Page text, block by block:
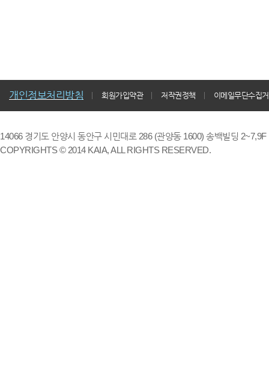
개인정보처리방침 회원가입약관 저작권정책 이메일무단수집
14066 경기도 안양시 동안구 시민대로 286 (관양동 1600) 송백빌딩
COPYRIGHTS © 2014 KAIA, ALL RIGHTS RESERVED.